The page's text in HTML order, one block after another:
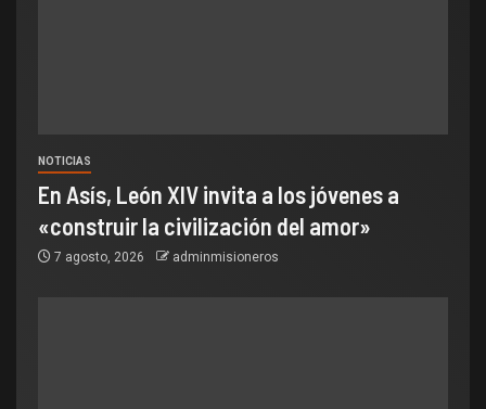
NOTICIAS
En Asís, León XIV invita a los jóvenes a
«construir la civilización del amor»
7 agosto, 2026 adminmisioneros